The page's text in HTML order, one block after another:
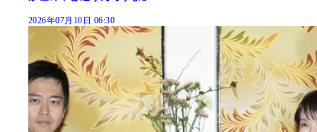
2026年07月10日 06:30